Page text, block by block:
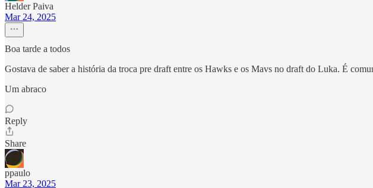
Helder Paiva
Mar 24, 2025
Boa tarde a todos
Gostava de saber a história da troca pre draft entre os Hawks e os Mavs no draft do Luka. É
Um abraco
Reply
Share
ppaulo
Mar 23, 2025